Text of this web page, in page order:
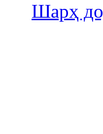
Шарҳ